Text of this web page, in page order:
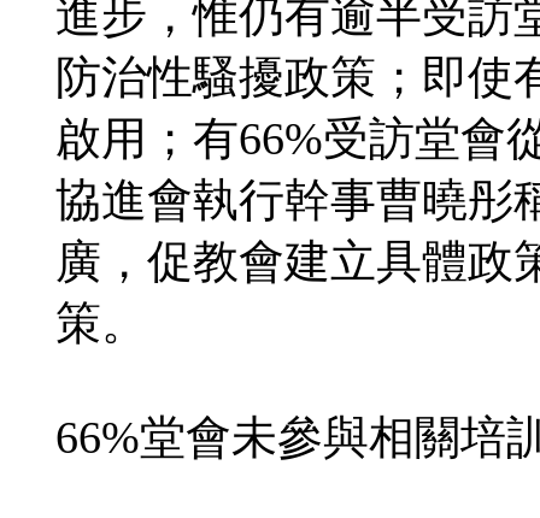
進步，惟仍有逾半受訪
防治性騷擾政策；即使
啟用；有66%受訪堂會
協進會執行幹事曹曉彤
廣，促教會建立具體政
策。
66%堂會未參與相關培